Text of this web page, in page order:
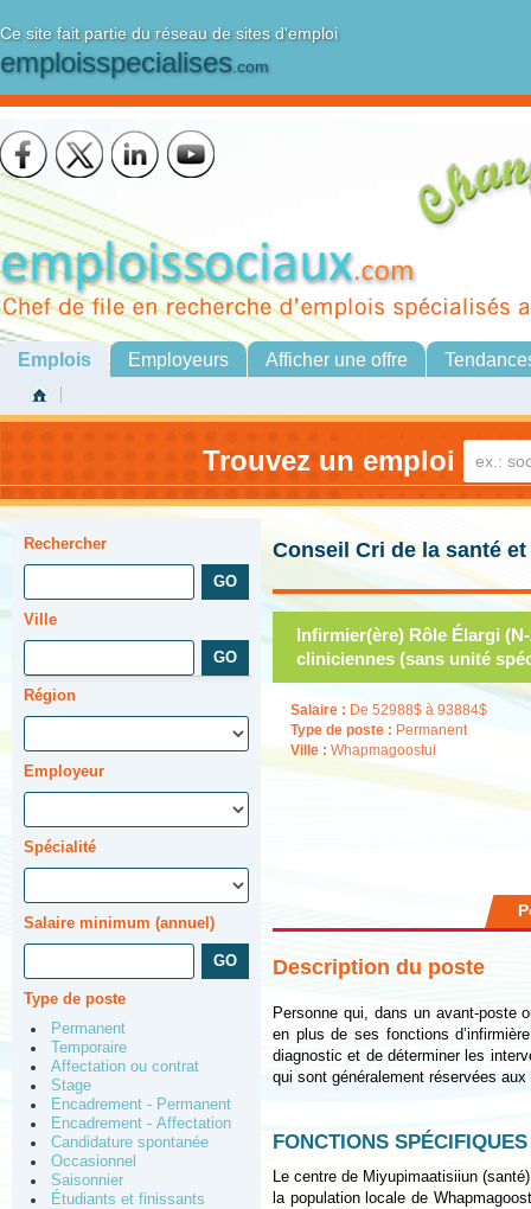
Ce site fait partie du réseau de sites d'emploi
emploisspecialises.com
Emplois Employeurs Afficher une offre
Trouvez un emploi
Rechercher
Ville
Région
Employeur
Spécialité
Salaire minimum (annuel)
Type de poste
Permanent
Temporaire
Affectation ou contrat
Stage
Encadrement - Permanent
Encadrement - Affectation
Candidature spontanée
Occasionnel
Saisonnier
Étudiants et finissants
Conseil Cri de la santé
Infirmier(ère) Rôle Élargi
cliniciennes (sans unité
Salaire : De 52988$ à 93884$
Type de poste : Permanent
Ville : Whapmagoostui
Description du poste
Personne qui, dans un avant-poste
en plus de ses fonctions
diagnostic et de déterminer les
qui sont généralement réservées
FONCTIONS SPÉCIFIQUES
Le centre de Miyupimaatisiiun
la population locale de